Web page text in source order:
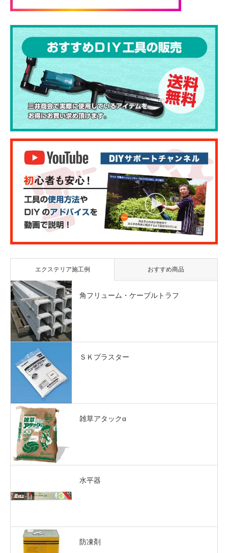
エクステリア施工例 おすすめ商品
角フリューム・ケーブルトラフ
ＳＫプラスター
雑草アタックα
水平器
防凍剤